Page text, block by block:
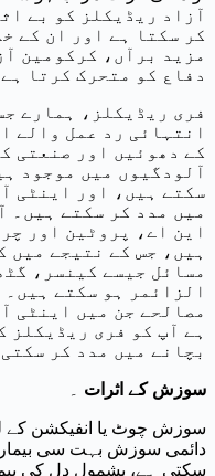
کر سکتا ہے اور ان کے
مزید برآں، کرکومین
دفاع کو متحرک کرتا ہے۔
فری ریڈیکلز، ہمارے
انتہائی رد عمل والے
کے دھوئیں اور صنعتی
آلودگیوں میں موجود
سکتے ہیں، اور اینٹی
میں مدد کر سکتے ہیں۔
این اے، پروٹین اور
ہیں، جس کے نتیجے میں
مسائل جیسے کینسر،
الزائمر ہو سکتے
مصالحے جن میں اینٹی
ہے آپ کو فری ریڈیکلز
بچانے میں مدد کر سکتی
سوزش کے اثرات
سوزش چوٹ یا انفیکشن کے
دائمی سوزش بہت سی
سکتی ہے، بشمول دل کی